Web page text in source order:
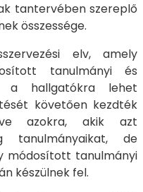
tantervében szereplő
összessége.
elv, amely
tanulmányi és
a hallgatókra lehet
követően kezdték
azokra, akik azt
tanulmányaikat, de
módosított tanulmányi
készülnek fel.